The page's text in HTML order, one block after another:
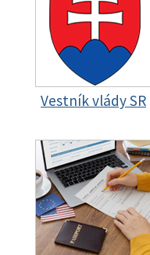
Vestník vlády SR